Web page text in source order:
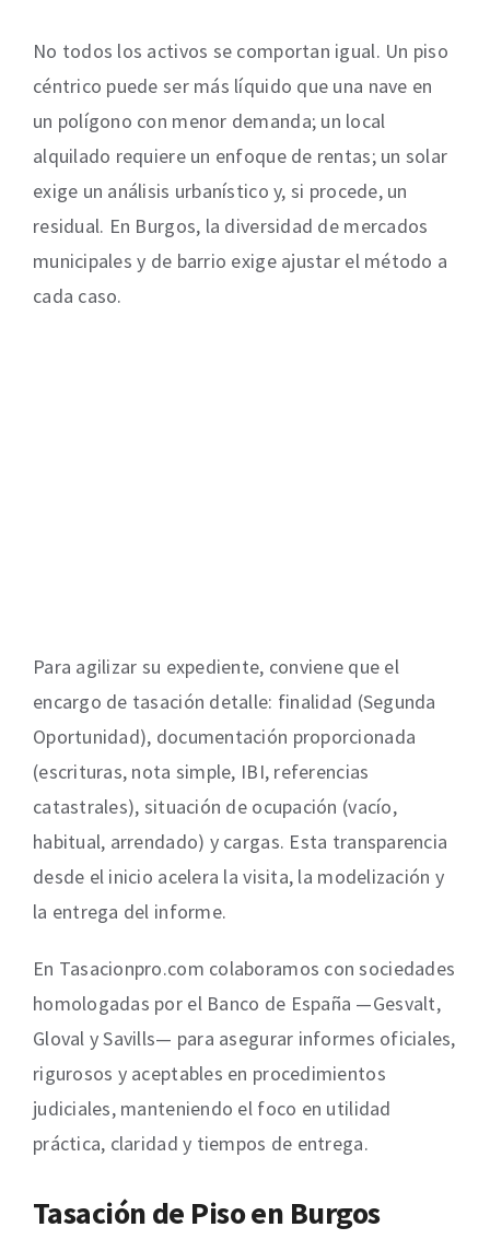
No todos los activos se comportan igual. Un piso
céntrico puede ser más líquido que una nave en
un polígono con menor demanda; un local
alquilado requiere un enfoque de rentas; un solar
exige un análisis urbanístico y, si procede, un
residual. En Burgos, la diversidad de mercados
municipales y de barrio exige ajustar el método a
cada caso.
Para agilizar su expediente, conviene que el
encargo de tasación detalle: finalidad (Segunda
Oportunidad), documentación proporcionada
(escrituras, nota simple, IBI, referencias
catastrales), situación de ocupación (vacío,
habitual, arrendado) y cargas. Esta transparencia
desde el inicio acelera la visita, la modelización y
la entrega del informe.
En Tasacionpro.com colaboramos con sociedades
homologadas por el Banco de España —Gesvalt,
Gloval y Savills— para asegurar informes oficiales,
rigurosos y aceptables en procedimientos
judiciales, manteniendo el foco en utilidad
práctica, claridad y tiempos de entrega.
Tasación de Piso en Burgos